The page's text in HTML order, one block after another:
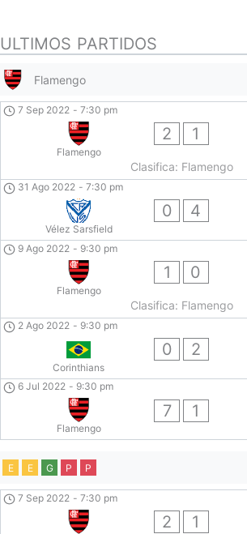
ULTIMOS PARTIDOS
Flamengo
7 Sep 2022 - 7:30 pm
Flamengo
2 1
Clasifica: Flamengo
31 Ago 2022 - 7:30 pm
Vélez Sarsfield
0 4
9 Ago 2022 - 9:30 pm
Flamengo
1 0
Clasifica: Flamengo
2 Ago 2022 - 9:30 pm
Corinthians
0 2
6 Jul 2022 - 9:30 pm
Flamengo
7 1
E E G P P
7 Sep 2022 - 7:30 pm
2 1